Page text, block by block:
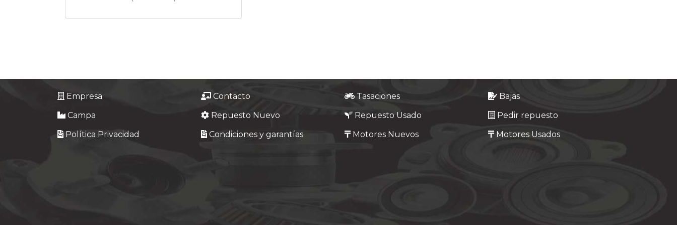
Empresa Contacto Tasaciones
Bajas
Campa
Repuesto Nuevo Repuesto Usado
Pedir repuesto
Política Privacidad
Condiciones y garantías Motores Nuevos Motores Usados